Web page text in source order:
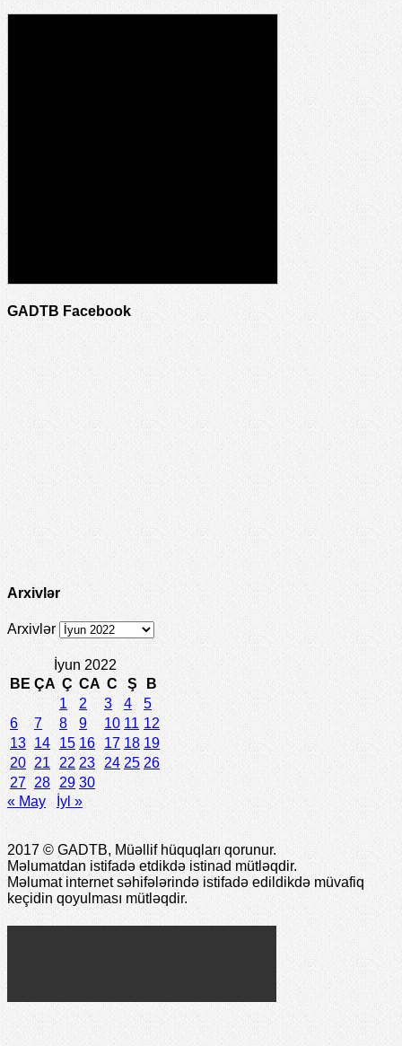
GADTB Facebook
Arxivlər
Arxivlər
İyun 2022
BE ÇA Ç CA C Ş
B
1
2 3 4
5
6
7 8 9 10 11 12
13 14 15 16 17 18 19
20 21 22 23 24 25 26
27 28 29 30
« May
İyl »
2017 © GADTB, Müəllif hüquqları qorunur.
Məlumatdan istifadə etdikdə istinad mütləqdir.
Məlumat internet səhifələrində istifadə edildikdə müvafiq
keçidin qoyulması mütləqdir.